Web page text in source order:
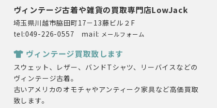
ヴィンテージ古着や雑貨の買取専門店LowJack
埼玉県川越市脇田町17－13藤ビル２F
tel:049-226-0557 mail: メールフォーム
ヴィンテージ買取致します
スウェット、レザー、バンドTシャツ、リーバイスなどの
ヴィンテージ古着。
古いアメリカのオモチャやアンティーク家具など高価買取
致します。